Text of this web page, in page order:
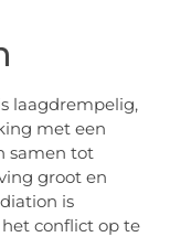
laagdrempelig,
met een
samen tot
groot en
is
conflict op te